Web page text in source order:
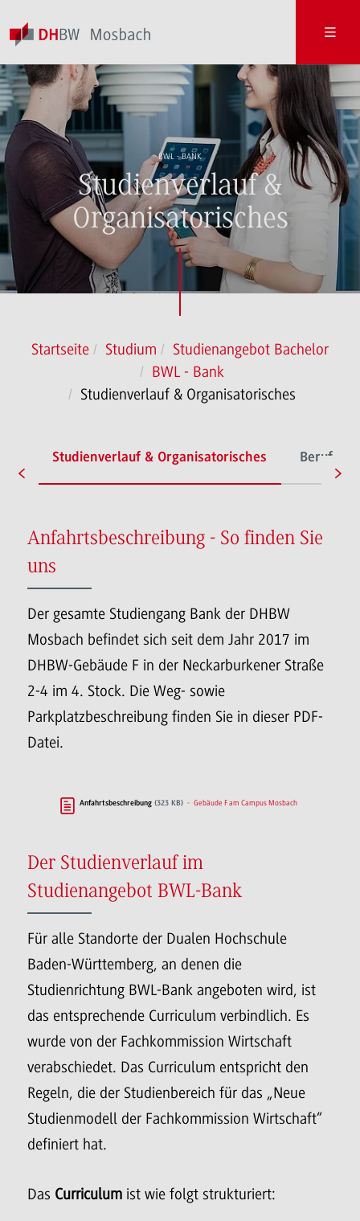
BWL - BANK
Studienverlauf &
Organisatorisches
Startseite Studium
Studienangebot Bachelor
BWL - Bank
Studienverlauf & Organisatorisches
Studienverlauf & Organisatorisches
Anfahrtsbeschreibung - So finden Sie
uns
Der gesamte Studiengang Bank der DHBW
Mosbach befindet sich seit dem Jahr 2017 im
DHBW-Gebäude F in der Neckarburkener Straße
2-4 im 4. Stock. Die Weg- sowie
Parkplatzbeschreibung finden Sie in dieser PDF-
Datei.
Anfahrtsbeschreibung (323 KB) Gebäude F am Campus Mosbach
Der Studienverlauf im
Studienangebot BWL-Bank
Für alle Standorte der Dualen Hochschule
Baden-Württemberg, an denen die
Studienrichtung BWL-Bank angeboten wird, ist
das entsprechende Curriculum verbindlich. Es
wurde von der Fachkommission Wirtschaft
verabschiedet. Das Curriculum entspricht den
Regeln, die der Studienbereich für das „Neue
Studienmodell der Fachkommission Wirtschaft“
definiert hat.
Das Curriculum ist wie folgt strukturiert: